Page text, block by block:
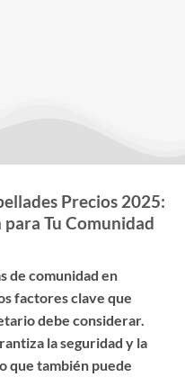
Precios 2025:
Tu Comunidad
de comunidad en
factores clave que
debe considerar.
la seguridad y la
que también puede